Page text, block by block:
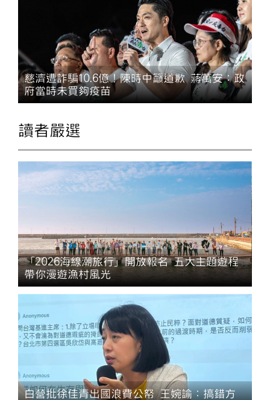
慈濟遭詐騙10.6億！陳時中籲道歉 蔣萬安：政
府當時未買夠疫苗
讀者嚴選
「2026海線潮旅行」開放報名 五大主題遊程
帶你漫遊漁村風光
白營批徐佳青出國浪費公帑 王婉諭：搞錯方